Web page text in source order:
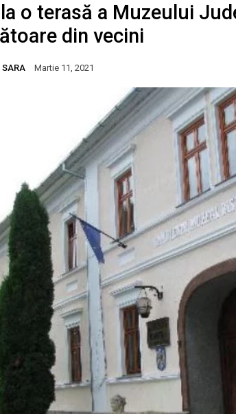
o terasă a Muzeului
din vecini
Martie 11, 2021